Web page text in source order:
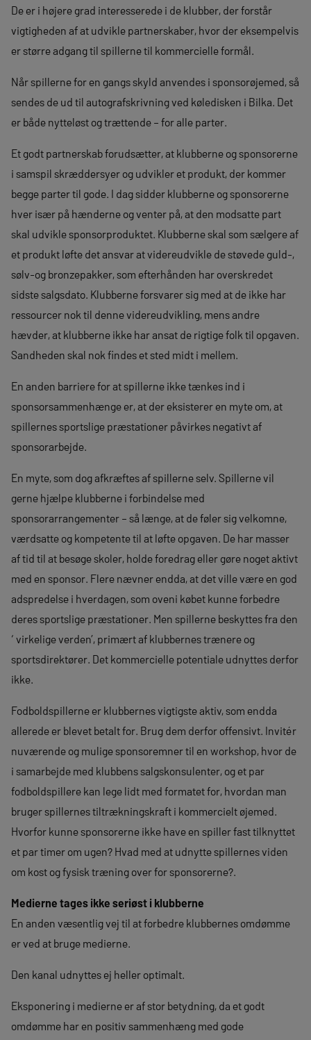
De er i højere grad interesserede i de klubber, der forstår
vigtigheden af at udvikle partnerskaber, hvor der eksempelvis
er større adgang til spillerne til kommercielle formål.
Når spillerne for en gangs skyld anvendes i sponsorøjemed, så
sendes de ud til autografskrivning ved køledisken i Bilka. Det
er både nytteløst og trættende – for alle parter.
Et godt partnerskab forudsætter, at klubberne og sponsorerne
i samspil skræddersyer og udvikler et produkt, der kommer
begge parter til gode. I dag sidder klubberne og sponsorerne
hver især på hænderne og venter på, at den modsatte part
skal udvikle sponsorproduktet. Klubberne skal som sælgere af
et produkt løfte det ansvar at videreudvikle de støvede guld-,
sølv-og bronzepakker, som efterhånden har overskredet
sidste salgsdato. Klubberne forsvarer sig med at de ikke har
ressourcer nok til denne videreudvikling, mens andre
hævder, at klubberne ikke har ansat de rigtige folk til opgaven.
Sandheden skal nok findes et sted midt i mellem.
En anden barriere for at spillerne ikke tænkes ind i
sponsorsammenhænge er, at der eksisterer en myte om, at
spillernes sportslige præstationer påvirkes negativt af
sponsorarbejde.
En myte, som dog afkræftes af spillerne selv. Spillerne vil
gerne hjælpe klubberne i forbindelse med
sponsorarrangementer – så længe, at de føler sig velkomne,
værdsatte og kompetente til at løfte opgaven. De har masser
af tid til at besøge skoler, holde foredrag eller gøre noget aktivt
med en sponsor. Flere nævner endda, at det ville være en god
adspredelse i hverdagen, som oveni købet kunne forbedre
deres sportslige præstationer. Men spillerne beskyttes fra den
‘ virkelige verden’, primært af klubbernes trænere og
sportsdirektører. Det kommercielle potentiale udnyttes derfor
ikke.
Fodboldspillerne er klubbernes vigtigste aktiv, som endda
allerede er blevet betalt for. Brug dem derfor offensivt. Invitér
nuværende og mulige sponsoremner til en workshop, hvor de
i samarbejde med klubbens salgskonsulenter, og et par
fodboldspillere kan lege lidt med formatet for, hvordan man
bruger spillernes tiltrækningskraft i kommercielt øjemed.
Hvorfor kunne sponsorerne ikke have en spiller fast tilknyttet
et par timer om ugen? Hvad med at udnytte spillernes viden
om kost og fysisk træning over for sponsorerne?.
Medierne tages ikke seriøst i klubberne
En anden væsentlig vej til at forbedre klubbernes omdømme
er ved at bruge medierne.
Den kanal udnyttes ej heller optimalt.
Eksponering i medierne er af stor betydning, da et godt
omdømme har en positiv sammenhæng med gode